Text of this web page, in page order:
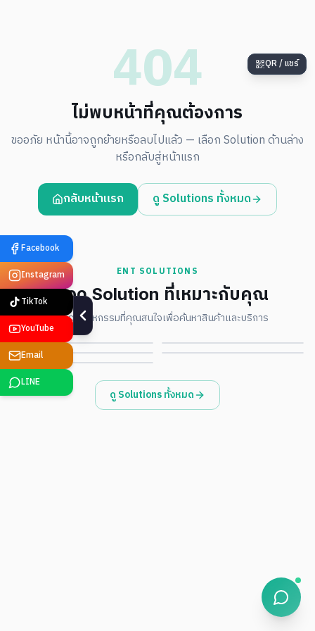
404
ไม่พบหน้าที่คุณต้องการ
ขออภัย หน้านี้อาจถูกย้ายหรือลบไปแล้ว — เลือก Solution ด้านล่าง
หรือกลับสู่หน้าแรก
กลับหน้าแรก ดู Solutions ทั้งหมด
ENT SOLUTIONS
หรือดู Solution ที่เหมาะกับคุณ
เลือกอุตสาหกรรมที่คุณสนใจเพื่อค้นหาสินค้าและบริการ
Smart Factory
ดูรายละเอียด
Edge AI · Vision
Environmental · ESG Government · Smart City
Retail · POS · Signage
ดูรายละเอียด
ดู Solutions ทั้งหมด
Facebook
Instagram
TikTok
YouTube
Email
LINE
QR / แชร์